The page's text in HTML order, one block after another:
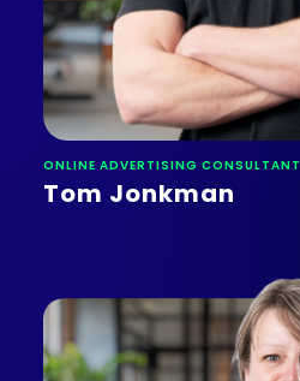
ONLINE ADVERTISING CONSULTANT
Tom Jonkman